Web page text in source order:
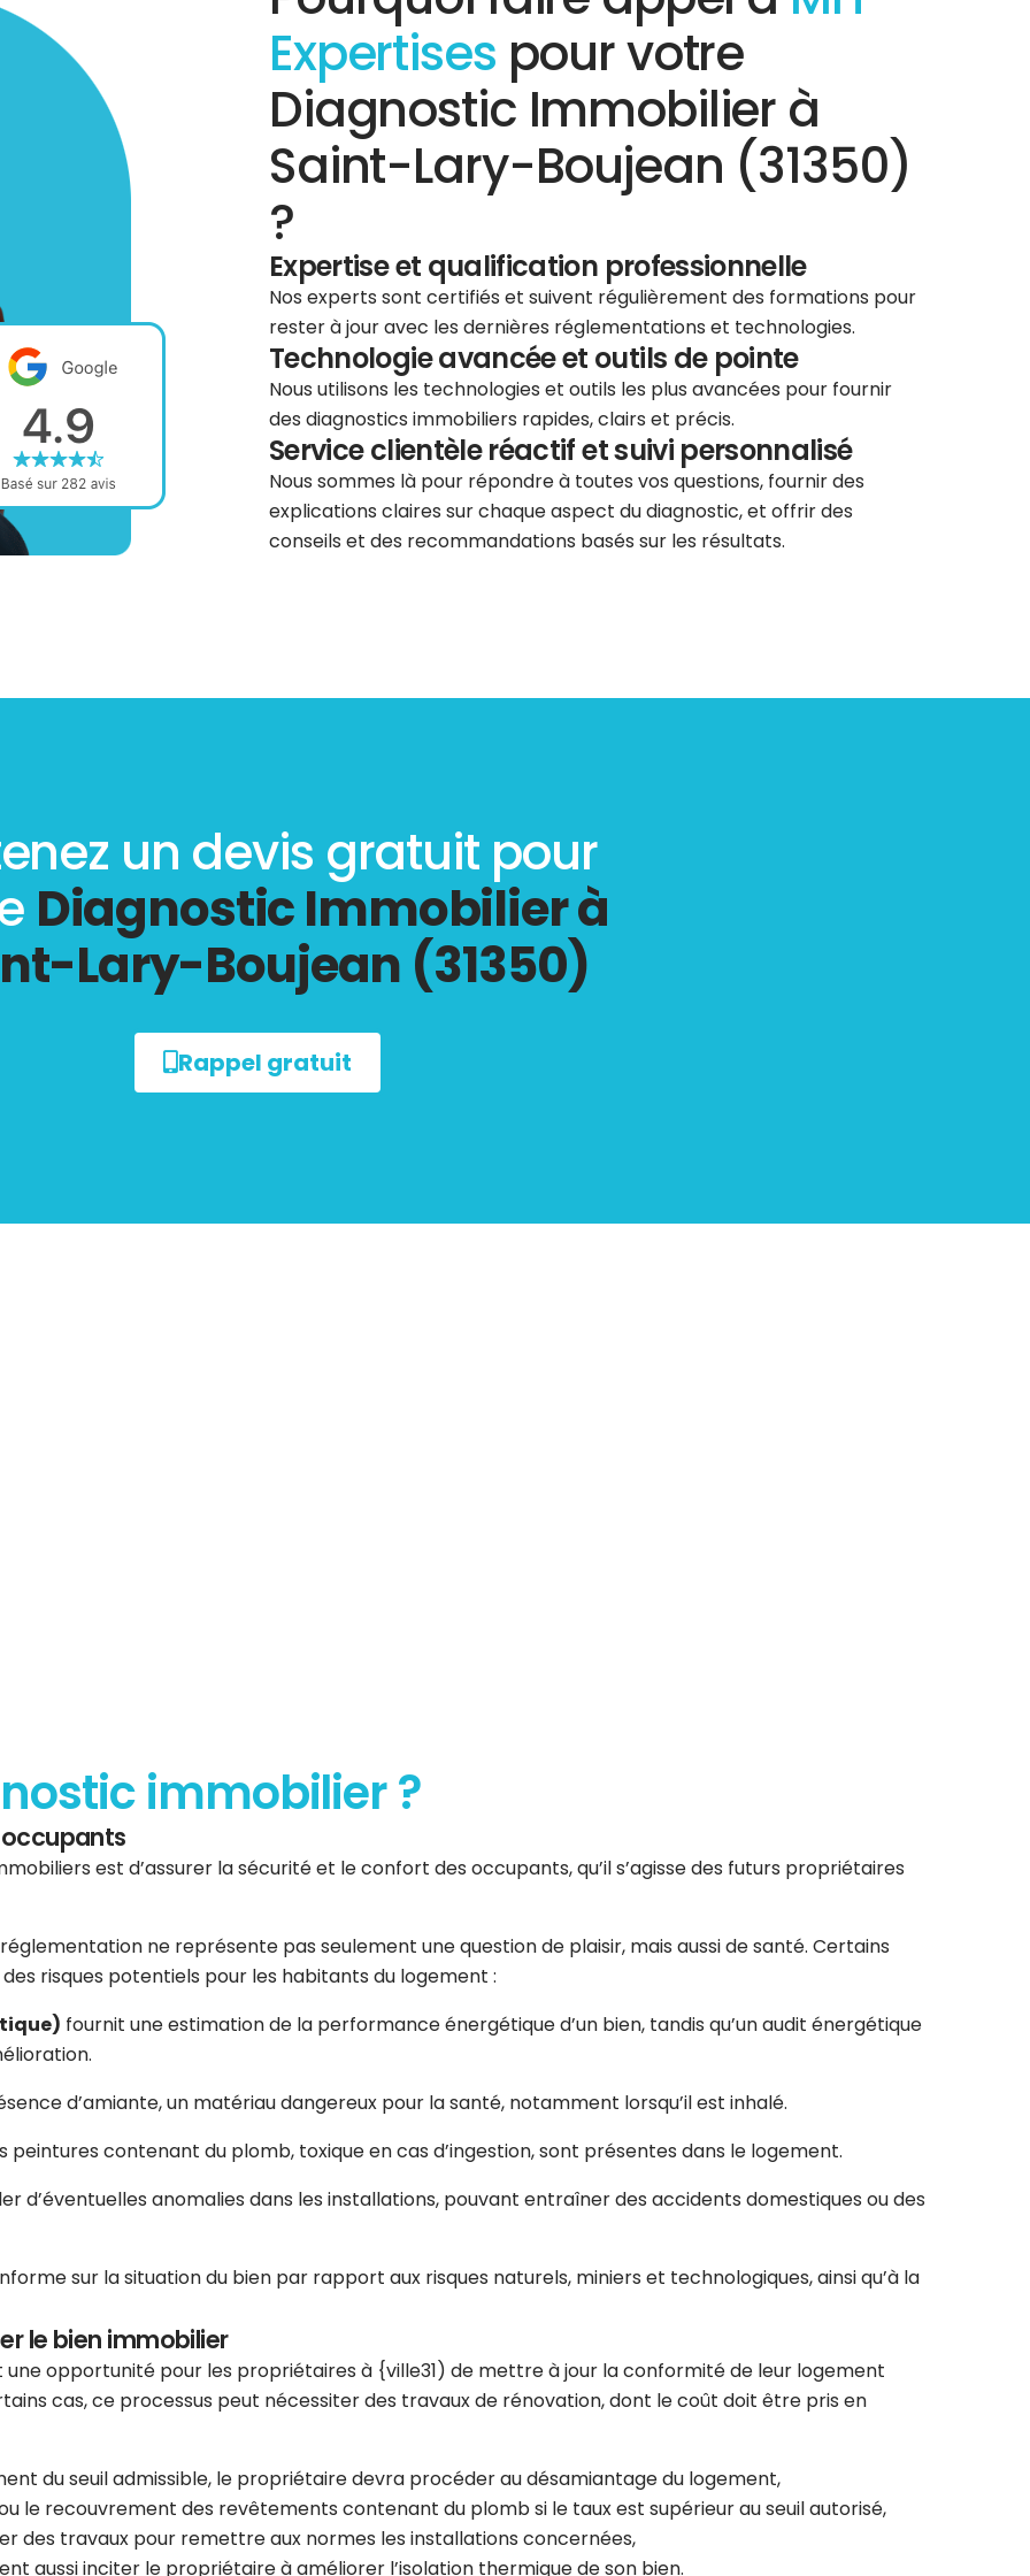
Expertises pour votre
Diagnostic Immobilier à
Saint-Lary-Boujean (31350)
?
Expertise et qualification professionnelle
Nos experts sont certifiés et suivent régulièrement des formations pour
rester à jour avec les dernières réglementations et technologies.
Technologie avancée et outils de pointe
Nous utilisons les technologies et outils les plus avancées pour fournir
des diagnostics immobiliers rapides, clairs et précis.
Service clientèle réactif et suivi personnalisé
Nous sommes là pour répondre à toutes vos questions, fournir des
explications claires sur chaque aspect du diagnostic, et offrir des
conseils et des recommandations basés sur les résultats.
un devis gratuit pour
Diagnostic Immobilier à
Lary-Boujean (31350)
Rappel gratuit
immobilier ?
est d’assurer la sécurité et le confort des occupants, qu’il s’agisse des futurs propriétaires
ne représente pas seulement une question de plaisir, mais aussi de santé. Certains
risques potentiels pour les habitants du logement :
fournit une estimation de la performance énergétique d’un bien, tandis qu’un audit énergétique
d’amiante, un matériau dangereux pour la santé, notamment lorsqu’il est inhalé.
peintures contenant du plomb, toxique en cas d’ingestion, sont présentes dans le logement.
d’éventuelles anomalies dans les installations, pouvant entraîner des accidents domestiques ou des
sur la situation du bien par rapport aux risques naturels, miniers et technologiques, ainsi qu’à la
le bien immobilier
opportunité pour les propriétaires à {ville31) de mettre à jour la conformité de leur logement
cas, ce processus peut nécessiter des travaux de rénovation, dont le coût doit être pris en
du seuil admissible, le propriétaire devra procéder au désamiantage du logement,
le recouvrement des revêtements contenant du plomb si le taux est supérieur au seuil autorisé,
des travaux pour remettre aux normes les installations concernées,
aussi inciter le propriétaire à améliorer l’isolation thermique de son bien.